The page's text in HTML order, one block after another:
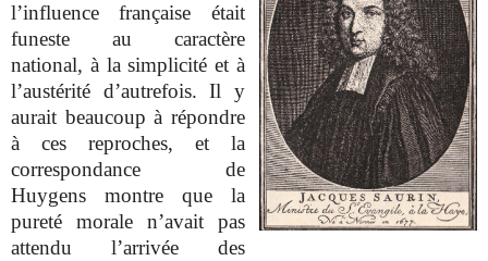
l’influence française était
funeste au caractère
national, à la simplicité et à
l’austérité d’autrefois. Il y
aurait beaucoup à répondre
à ces reproches, et la
correspondance de
Huygens montre que la
pureté morale n’avait pas
attendu l’arrivée des